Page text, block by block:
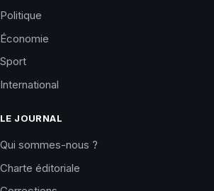
Politique
Économie
Sport
International
LE JOURNAL
Qui sommes-nous ?
Charte éditoriale